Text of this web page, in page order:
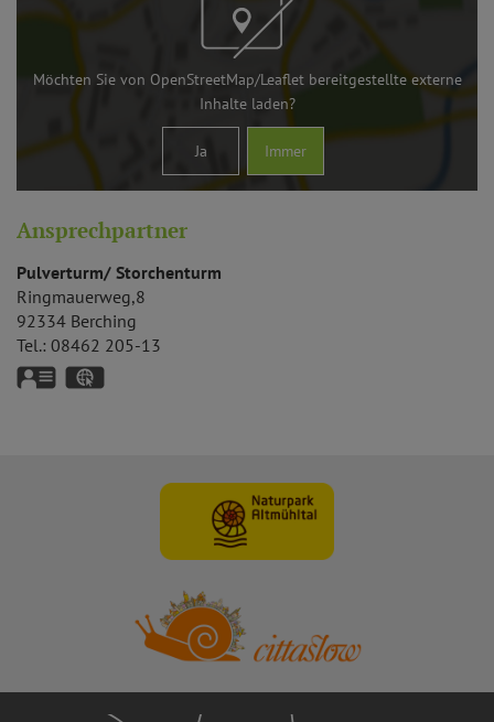
Möchten Sie von OpenStreetMap/Leafletbereitgestellte externe
Inhalte laden?
Ja Immer
Ansprechpartner
Pulverturm/ Storchenturm
Ringmauerweg,8
92334 Berching
Tel.: 08462 205-13
vCard